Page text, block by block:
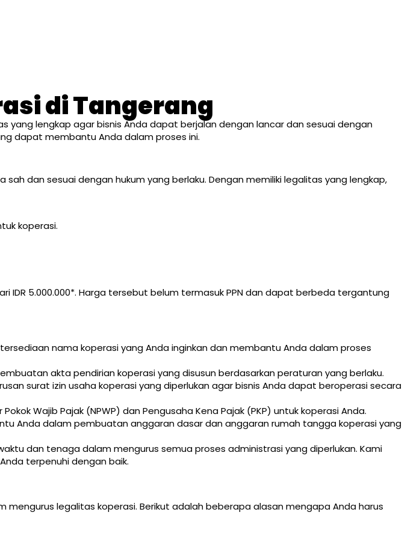
di Tangerang
yang lengkap agar bisnis Anda dapat berjalan dengan lancar dan sesuai dengan
dapat membantu Anda dalam proses ini.
dan sesuai dengan hukum yang berlaku. Dengan memiliki legalitas yang lengkap,
koperasi.
5.000.000*. Harga tersebut belum termasuk PPN dan dapat berbeda tergantung
nama koperasi yang Anda inginkan dan membantu Anda dalam proses
akta pendirian koperasi yang disusun berdasarkan peraturan yang berlaku.
surat izin usaha koperasi yang diperlukan agar bisnis Anda dapat beroperasi secara
Wajib Pajak (NPWP) dan Pengusaha Kena Pajak (PKP) untuk koperasi Anda.
Anda dalam pembuatan anggaran dasar dan anggaran rumah tangga koperasi yang
dan tenaga dalam mengurus semua proses administrasi yang diperlukan. Kami
terpenuhi dengan baik.
legalitas koperasi. Berikut adalah beberapa alasan mengapa Anda harus